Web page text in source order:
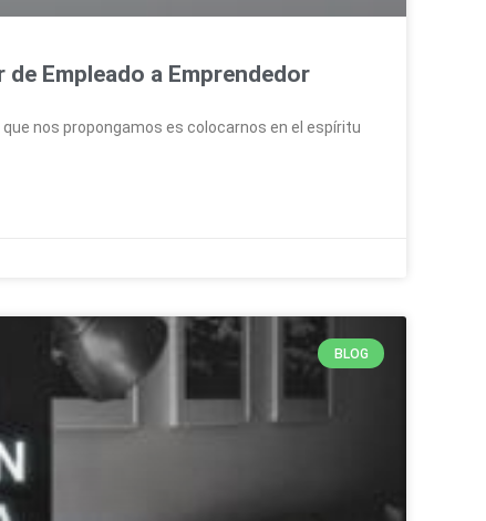
Empleado a Emprendedor
nos propongamos es colocarnos en el espíritu
BLOG